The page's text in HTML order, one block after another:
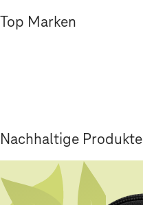
Top Marken
Nachhaltige Produkte